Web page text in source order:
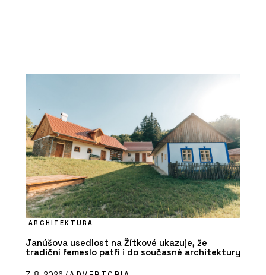
ARCHITEKTURA
Janúšova usedlost na Žítkové ukazuje, že
tradiční řemeslo patří i do současné architektury